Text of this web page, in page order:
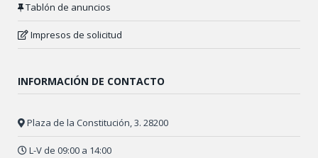
Tablón de anuncios
Impresos de solicitud
INFORMACIÓN DE CONTACTO
Plaza de la Constitución, 3. 28200
L-V de 09:00 a 14:00